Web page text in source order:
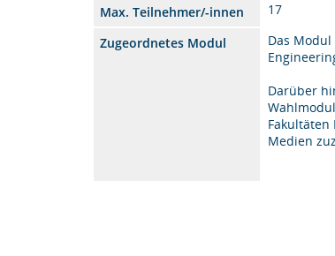
Max. Teilnehmer/-innen
17
Zugeordnetes Modul
Das
Darüber
Fakultäten
Medien